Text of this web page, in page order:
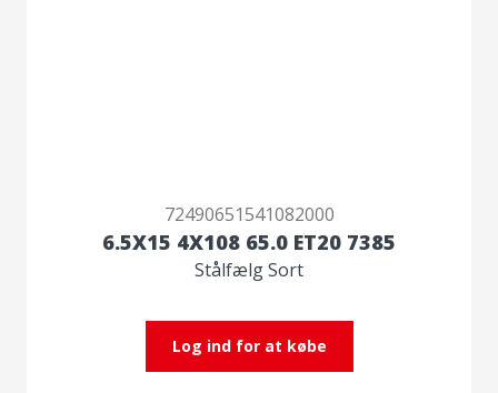
72490651541082000
6.5X15 4X108 65.0 ET20 7385
Stålfælg Sort
Log ind for at købe